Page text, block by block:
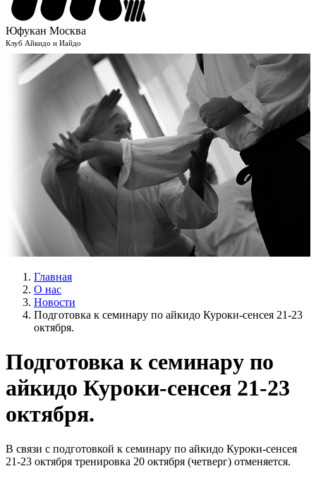
Юфукан Москва
Клуб Айкидо и Иайдо
Главная
О нас
Новости
Подготовка к семинару по айкидо Куроки-сенсея 21-23
октября.
Подготовка к семинару по
айкидо Куроки-сенсея 21-23
октября.
В связи с подготовкой к семинару по айкидо Куроки-сенсея
21-23 октября тренировка 20 октября (четверг) отменяется.